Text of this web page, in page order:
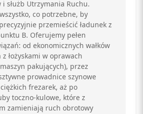
służb Utrzymania Ruchu.
co potrzebne, by
przemieścić ładunek z
B. Oferujemy pełen
od ekonomicznych wałków
łożyskami w oprawach
pakujących), przez
prowadnice szynowe
frezarek, aż po
toczno-kulowe, które z
zamieniają ruch obrotowy